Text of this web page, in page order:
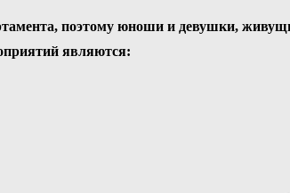
поэтому юноши и девушки,
являются: